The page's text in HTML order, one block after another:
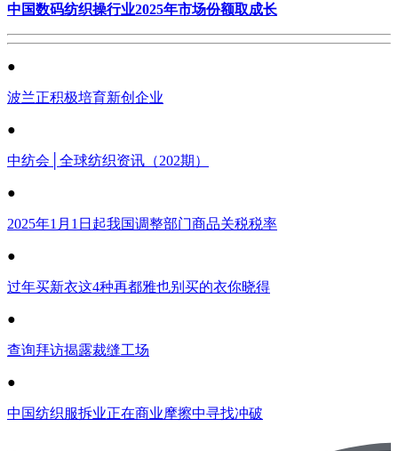
中国数码纺织操行业2025年市场份额取成长
●
波兰正积极培育新创企业
●
中纺会│全球纺织资讯（202期）
●
2025年1月1日起我国调整部门商品关税税率
●
过年买新衣这4种再都雅也别买的衣你晓得
●
查询拜访揭露裁缝工场
●
中国纺织服拆业正在商业摩擦中寻找冲破